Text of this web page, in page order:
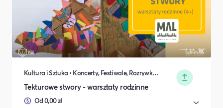
Kultura i Sztuka • Koncerty, Festiwale, Rozrywka • DIY, Majsterkowanie, Hobby • Rodzina i relacje międzyludzkie
Tekturowe stwory - warsztaty rodzinne
Od 0,00 zł